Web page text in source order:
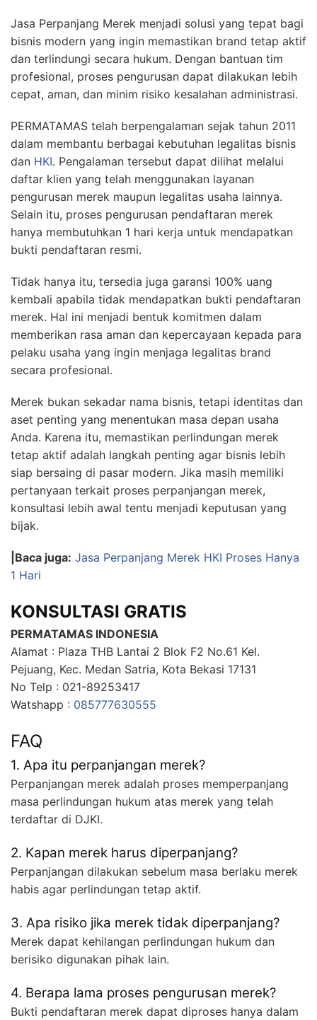
Jasa Perpanjang Merek menjadi solusi yang tepat bagi
bisnis modern yang ingin memastikan brand tetap aktif
dan terlindungi secara hukum. Dengan bantuan tim
profesional, proses pengurusan dapat dilakukan lebih
cepat, aman, dan minim risiko kesalahan administrasi.
PERMATAMAS telah berpengalaman sejak tahun 2011
dalam membantu berbagai kebutuhan legalitas bisnis
dan HKI. Pengalaman tersebut dapat dilihat melalui
daftar klien yang telah menggunakan layanan
pengurusan merek maupun legalitas usaha lainnya.
Selain itu, proses pengurusan pendaftaran merek
hanya membutuhkan 1 hari kerja untuk mendapatkan
bukti pendaftaran resmi.
Tidak hanya itu, tersedia juga garansi 100% uang
kembali apabila tidak mendapatkan bukti pendaftaran
merek. Hal ini menjadi bentuk komitmen dalam
memberikan rasa aman dan kepercayaan kepada para
pelaku usaha yang ingin menjaga legalitas brand
secara profesional.
Merek bukan sekadar nama bisnis, tetapi identitas dan
aset penting yang menentukan masa depan usaha
Anda. Karena itu, memastikan perlindungan merek
tetap aktif adalah langkah penting agar bisnis lebih
siap bersaing di pasar modern. Jika masih memiliki
pertanyaan terkait proses perpanjangan merek,
konsultasi lebih awal tentu menjadi keputusan yang
bijak.
|Baca juga: Jasa Perpanjang Merek HKI Proses Hanya
1 Hari
KONSULTASI GRATIS
PERMATAMAS INDONESIA
Alamat : Plaza THB Lantai 2 Blok F2 No.61 Kel.
Pejuang, Kec. Medan Satria, Kota Bekasi 17131
No Telp : 021-89253417
Watshapp : 085777630555
FAQ
1. Apa itu perpanjangan merek?
Perpanjangan merek adalah proses memperpanjang
masa perlindungan hukum atas merek yang telah
terdaftar di DJKI.
2. Kapan merek harus diperpanjang?
Perpanjangan dilakukan sebelum masa berlaku merek
habis agar perlindungan tetap aktif.
3. Apa risiko jika merek tidak diperpanjang?
Merek dapat kehilangan perlindungan hukum dan
berisiko digunakan pihak lain.
4. Berapa lama proses pengurusan merek?
Bukti pendaftaran merek dapat diproses hanya dalam